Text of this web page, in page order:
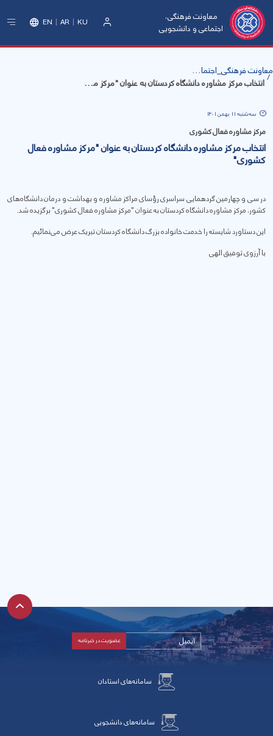
معاونت فرهنگی،
اجتماعی و دانشجویی
EN AR KU
معاونت فرهنگی_اجتماعی و دانشجویی
انتخاب مرکز مشاوره دانشگاه کردستان به عنوان "مرکز مشاوره فعال کشوری"
سه‌شنبه 11 بهمن 1401
مرکز مشاوره فعال کشوری
انتخاب مرکز مشاوره دانشگاه کردستان به عنوان "مرکز مشاوره فعال
کشوری"
در سی و چهارمین گردهمایی سراسری رؤسای مراکز مشاوره و بهداشت و درمان دانشگاه‌های
کشور، مرکز مشاوره دانشگاه کردستان به عنوان "مرکز مشاوره فعال کشوری" برگزیده شد.
این دستاورد شایسته را خدمت خانواده بزرگ دانشگاه کردستان تبریک عرض می‌نمائیم.
با آرزوی توفیق الهی
سامانه‌های استادان
سامانه‌های دانشجویی